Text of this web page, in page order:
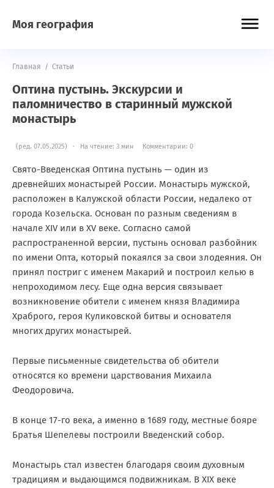
Моя география
Главная / Статьи
Оптина пустынь. Экскурсии и
паломничество в старинный мужской
монастырь
(ред. 07.05.2025) · На чтение: 3 мин Комментарии: 0
Свято-Введенская Оптина пустынь — один из
древнейших монастырей России. Монастырь мужской,
расположен в Калужской области России, недалеко от
города Козельска. Основан по разным сведениям в
начале XIV или в XV веке. Согласно самой
распространенной версии, пустынь основал разбойник
по имени Опта, который покаялся за свои злодеяния. Он
принял постриг с именем Макарий и построил келью в
непроходимом лесу. Еще одна версия связывает
возникновение обители с именем князя Владимира
Храброго, героя Куликовской битвы и основателя
многих других монастырей.
Первые письменные свидетельства об обители
относятся ко времени царствования Михаила
Феодоровича.
В конце 17-го века, а именно в 1689 году, местные бояре
Братья Шепелевы построили Введенский собор.
Монастырь стал известен благодаря своим духовным
традициям и выдающимся подвижникам. В XIX веке